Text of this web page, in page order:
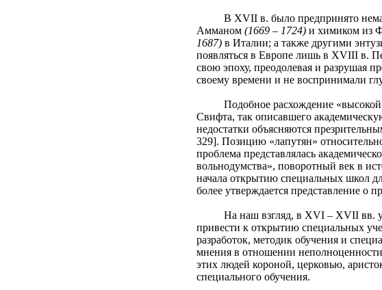
В XVII в. было предпринято
Амманом (1669 – 1724)и химиком из
1687)в Италии; а также другими
появляться в Европе лишь в XVIII в.
свою эпоху, преодолевая и разрушая
своему времени и не воспринимали
Подобное расхождение «высокой
Свифта, так описавшего
недостатки объясняются
329]. Позицию «лапутян»
проблема представлялась
вольнодумства», поворотный век в
начала открытию специальных школ
более утверждается представление о
На наш взгляд, в XVI – XVII вв.
привести к открытию специальных
разработок, методик обучения и
мнения в отношении
этих людей короной, церковью,
специального обучения.